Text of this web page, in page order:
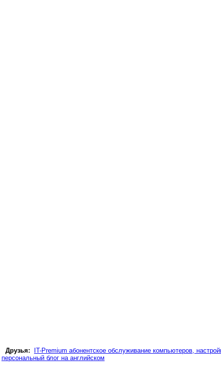
Друзья:
IT-Premium абонентское обслуживание компьютеров,
персональный блог на английском